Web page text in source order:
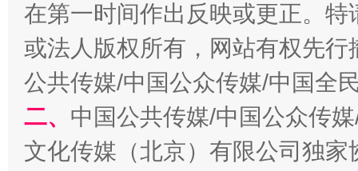
受贿1.44亿！段成刚被判无期 从幼
在第一时间作出反映或更正。
或法人版权所有，网站有权先
公共传媒/中国公众传媒/中国全
二、 中国公共传媒/中国公众传
文化传媒（北京）有限公司独